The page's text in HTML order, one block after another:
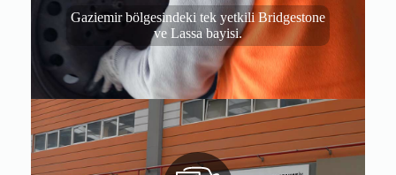
Gaziemir bölgesindeki tek yetkili Bridgestone
ve Lassa bayisi.